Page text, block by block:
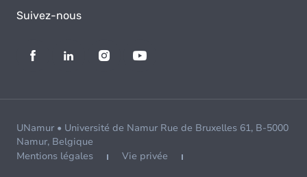
Suivez-nous
UNamur • Université de Namur Rue de Bruxelles 61, B-5000
Namur, Belgique
Mentions légales
Vie privée